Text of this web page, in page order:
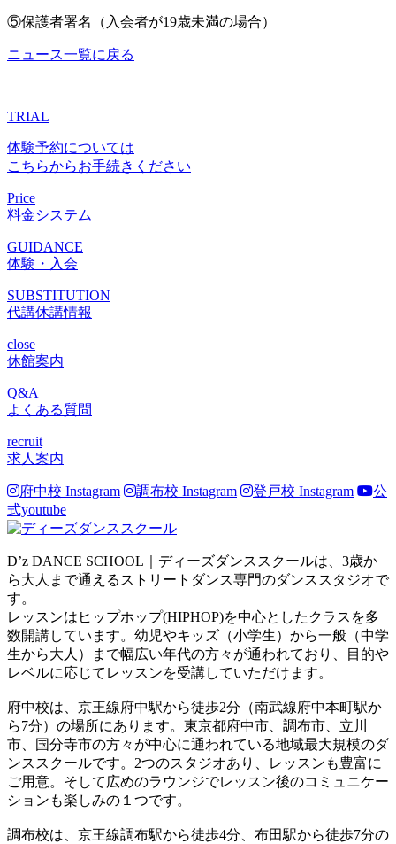
⑤保護者署名（入会者が19歳未満の場合）
ニュース一覧に戻る
TRIAL
体験予約については
こちらからお手続きください
Price
料金システム
GUIDANCE
体験・入会
SUBSTITUTION
代講休講情報
close
休館案内
Q&A
よくある質問
recruit
求人案内
府中校 Instagram 調布校 Instagram 登戸校 Instagram
公
式youtube
D’z DANCE SCHOOL｜ディーズダンススクールは、3歳か
ら大人まで通えるストリートダンス専門のダンススタジオで
す。
レッスンはヒップホップ(HIPHOP)を中心としたクラスを多
数開講しています。幼児やキッズ（小学生）から一般（中学
生から大人）まで幅広い年代の方々が通われており、目的や
レベルに応じてレッスンを受講していただけます。
府中校は、京王線府中駅から徒歩2分（南武線府中本町駅か
ら7分）の場所にあります。東京都府中市、調布市、立川
市、国分寺市の方々が中心に通われている地域最大規模のダ
ンススクールです。2つのスタジオあり、レッスンも豊富に
ご用意。そして広めのラウンジでレッスン後のコミュニケー
ションも楽しみの１つです。
調布校は、京王線調布駅から徒歩4分、布田駅から徒歩7分の